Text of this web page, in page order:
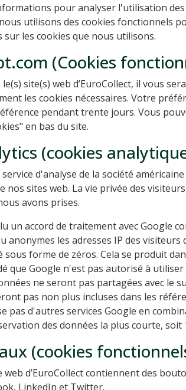
pour analyser l'utilisation
utilisons des cookies fonctionnels
les cookies que nous utilisons.
(Cookies
site(s) web d’EuroCollect, il vous
les cookies nécessaires. Votre
pendant trente jours. Vous
en bas du site.
(cookies
d'analyse de la société
nos sites web. La vie privée des
avons prises.
un accord de traitement avec Google
anonymes les adresses IP des
sous forme de zéros. Cela se produit
que Google n'est pas autorisé à
ne seront pas partagées avec le
pas non plus incluses dans les
pas d'autres services Google en
des données la plus courte, soit
(cookies
web d’EuroCollect contiennent des
LinkedIn et Twitter.